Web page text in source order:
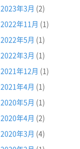
2023年3月 (2)
2022年11月 (1)
2022年5月 (1)
2022年3月 (1)
2021年12月 (1)
2021年4月 (1)
2020年5月 (1)
2020年4月 (2)
2020年3月 (4)